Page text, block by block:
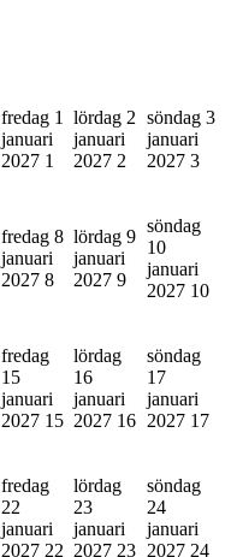
fredag 1
januari
2027 1
lördag 2
januari
2027 2
söndag 3
januari
2027 3
fredag 8
januari
2027 8
lördag 9
januari
2027 9
söndag
10
januari
2027 10
fredag
15
januari
2027 15
lördag
16
januari
2027 16
söndag
17
januari
2027 17
fredag
22
januari
2027 22
lördag
23
januari
2027 23
söndag
24
januari
2027 24